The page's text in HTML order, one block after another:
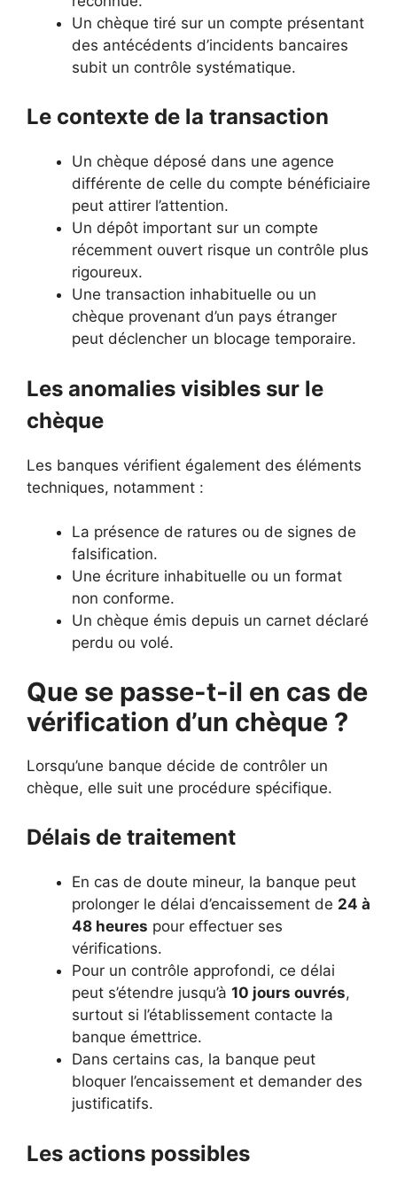
Un chèque tiré sur un compte présentant
des antécédents d’incidents bancaires
subit un contrôle systématique.
Le contexte de la transaction
Un chèque déposé dans une agence
différente de celle du compte bénéficiaire
peut attirer l’attention.
Un dépôt important sur un compte
récemment ouvert risque un contrôle plus
rigoureux.
Une transaction inhabituelle ou un
chèque provenant d’un pays étranger
peut déclencher un blocage temporaire.
Les anomalies visibles sur le
chèque
Les banques vérifient également des éléments
techniques, notamment :
La présence de ratures ou de signes de
falsification.
Une écriture inhabituelle ou un format
non conforme.
Un chèque émis depuis un carnet déclaré
perdu ou volé.
Que se passe-t-il en cas de
vérification d’un chèque ?
Lorsqu’une banque décide de contrôler un
chèque, elle suit une procédure spécifique.
Délais de traitement
En cas de doute mineur, la banque peut
prolonger le délai d’encaissement de 24 à
48 heures pour effectuer ses
vérifications.
Pour un contrôle approfondi, ce délai
peut s’étendre jusqu’à 10 jours ouvrés,
surtout si l’établissement contacte la
banque émettrice.
Dans certains cas, la banque peut
bloquer l’encaissement et demander des
justificatifs.
Les actions possibles